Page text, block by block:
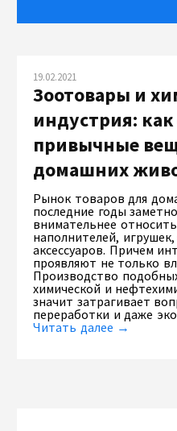
19.02.2021
Зоотовары и
индустрия: как
привычные
домашних
Рынок товаров для
последние годы
внимательнее
наполнителей,
аксессуаров. Причем
проявляют не только
Производство
химической и
значит затрагивает
переработки и даже
Читать далее →